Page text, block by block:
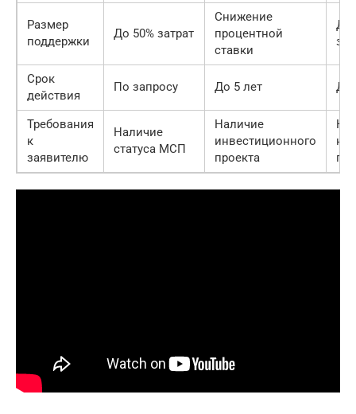
Размер
поддержки
До 50% затрат
Снижение
процентной
ставки
До
Срок
действия
По запросу До 5 лет До
Требования
к
заявителю
Наличие
статуса МСП
Наличие
инвестиционного
проекта